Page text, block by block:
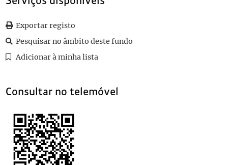
0017 Sem título 1915-04-09
0019 Sem título
0020 Sem título 1915-06-05
(...)
Exportar registo
Pesquisar no âmbito deste fundo
Adicionar à minha lista
Consultar no telemóvel